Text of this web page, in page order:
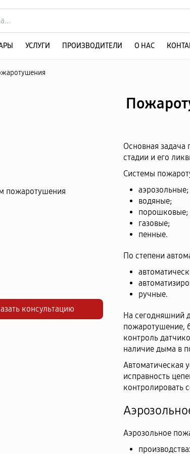
УСЛУГИ ПРОИЗВОДИТЕЛИ О НАС
консультацию
Основная задача
стадии и его
Системы
аэрозольные;
водяные;
порошковые;
газовые;
пенные.
По степени
ручные.
На сегодняшний
пожаротушение,
контроль
наличие дыма в
Автоматическая
исправность
контролировать
Аэрозольное